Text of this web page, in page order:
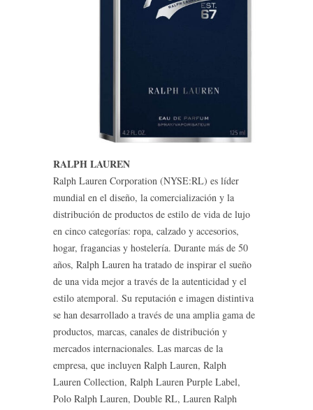
RALPH LAUREN
Ralph Lauren Corporation (NYSE:RL) es líder
mundial en el diseño, la comercialización y la
distribución de productos de estilo de vida de lujo
en cinco categorías: ropa, calzado y accesorios,
hogar, fragancias y hostelería. Durante más de 50
años, Ralph Lauren ha tratado de inspirar el sueño
de una vida mejor a través de la autenticidad y el
estilo atemporal. Su reputación e imagen distintiva
se han desarrollado a través de una amplia gama de
productos, marcas, canales de distribución y
mercados internacionales. Las marcas de la
empresa, que incluyen Ralph Lauren, Ralph
Lauren Collection, Ralph Lauren Purple Label,
Polo Ralph Lauren, Double RL, Lauren Ralph